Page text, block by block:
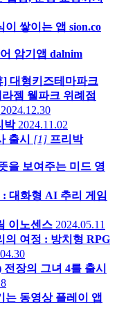
이 쌓이는 앱 sion.co
암기앱 dalnim
] 대형키즈테마파크
젬 웰파크 위례점
2024.12.30
박 2024.11.02
출시 [1] 프리박
을 보여주는 미드 영
대화형 AI 추리 게임
이노센스 2024.05.11
의 여정 : 방치형 RPG
장의 그녀 4를 출시
는 동영상 플레이 앱